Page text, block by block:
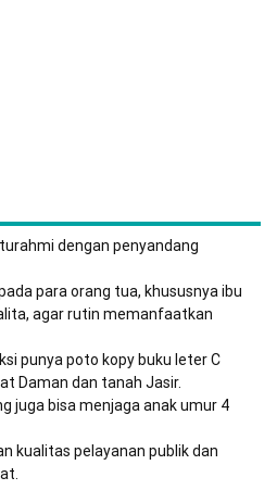
dengan penyandang
para orang tua, khususnya ibu
agar rutin memanfaatkan
punya poto kopy buku leter C
Daman dan tanah Jasir.
juga bisa menjaga anak umur 4
kualitas pelayanan publik dan